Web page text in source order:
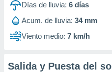
de
1199
Días de lluvia: 6 días
Acum. de lluvia: 34 mm
Viento medio: 7 km/h
Salida y Puesta del sol